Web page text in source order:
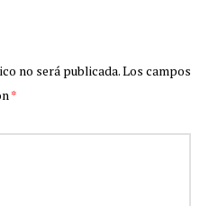
no será publicada.Los campos
*